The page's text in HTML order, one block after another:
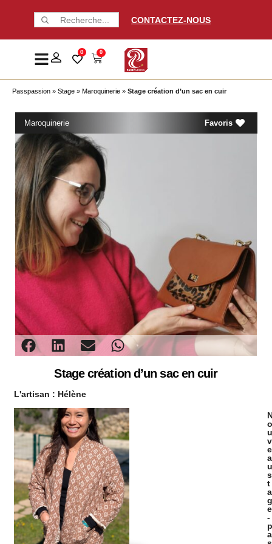
CONTACTEZ-NOUS
0 0
Passpassion » Stage » Maroquinerie » Stage création d’un sac en cuir
Maroquinerie Favoris
Stage création d’un sac en cuir
L'artisan : Hélène
o
u
v
e
a
u
s
t
a
g
e
-
p
a